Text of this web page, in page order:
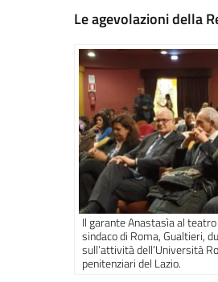
Le agevolazioni della
Il garante Anastasìa al
sindaco di Roma, Gualtieri,
sull’attività dell’Università
penitenziari del Lazio.